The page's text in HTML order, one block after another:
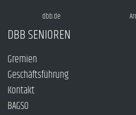
dbb.de
DBB SENIOREN
Gremien
Geschäftsführung
Kontakt
BAGSO